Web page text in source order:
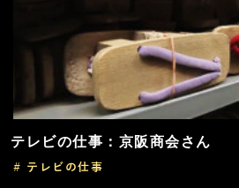
テレビの仕事：京阪商会さん
# テレビの仕事